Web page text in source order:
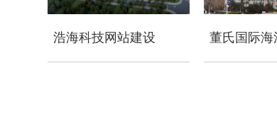
浩海科技网站建设